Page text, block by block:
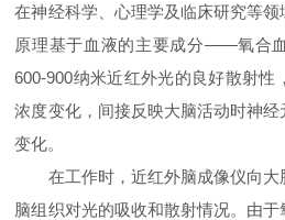
在神经科学、心理学及临床研究等
原理基于血液的主要成分——氧合
600-900纳米近红外光的良好散射性
浓度变化，间接反映大脑活动时神
变化。
在工作时，近红外脑成像仪向大
脑组织对光的吸收和散射情况。由